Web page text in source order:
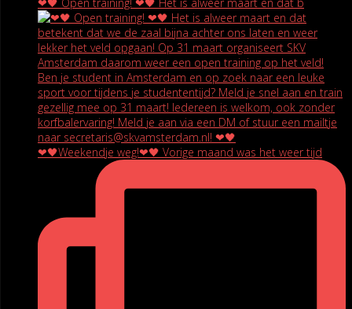
❤🖤Weekendje weg!❤🖤 Vorige maand was het weer tijd